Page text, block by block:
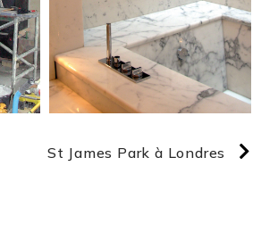
St James Park à Londres